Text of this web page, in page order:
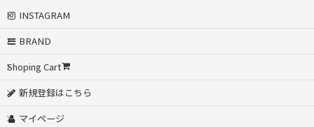
INSTAGRAM
BRAND
Shoping Cart
新規登録はこちら
マイページ